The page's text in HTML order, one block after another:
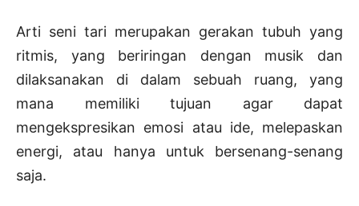
Arti seni tari merupakan gerakan tubuh yang
ritmis, yang beriringan dengan musik dan
dilaksanakan di dalam sebuah ruang, yang
mana memiliki tujuan agar dapat
mengekspresikan emosi atau ide, melepaskan
energi, atau hanya untuk bersenang-senang
saja.